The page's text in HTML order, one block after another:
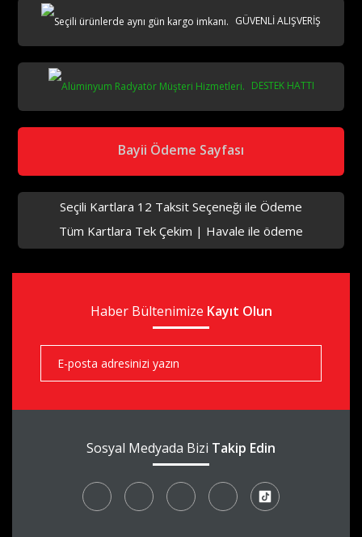
aks
aks
GÜVENLİ ALIŞVERİŞ
DESTEK HATTI
Bayii Ödeme Sayfası
Seçili Kartlara 12 Taksit Seçeneği ile Ödeme
Tüm Kartlara Tek Çekim | Havale ile ödeme
Haber Bültenimize Kayıt Olun
Sosyal Medyada Bizi Takip Edin